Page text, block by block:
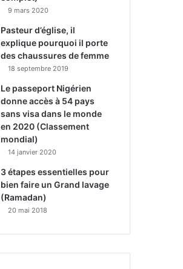
9 mars 2020
Pasteur d’église, il
explique pourquoi il porte
des chaussures de femme
18 septembre 2019
Le passeport Nigérien
donne accès à 54 pays
sans visa dans le monde
en 2020 (Classement
mondial)
14 janvier 2020
3 étapes essentielles pour
bien faire un Grand lavage
(Ramadan)
20 mai 2018